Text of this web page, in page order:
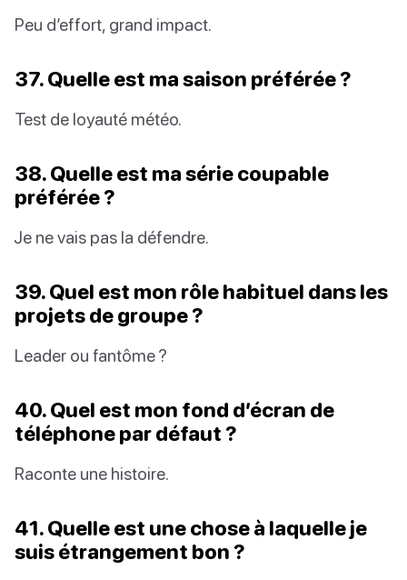
Peu d’effort, grand impact.
37. Quelle est ma saison préférée ?
Test de loyauté météo.
38. Quelle est ma série coupable
préférée ?
Je ne vais pas la défendre.
39. Quel est mon rôle habituel dans les
projets de groupe ?
Leader ou fantôme ?
40. Quel est mon fond d’écran de
téléphone par défaut ?
Raconte une histoire.
41. Quelle est une chose à laquelle je
suis étrangement bon ?